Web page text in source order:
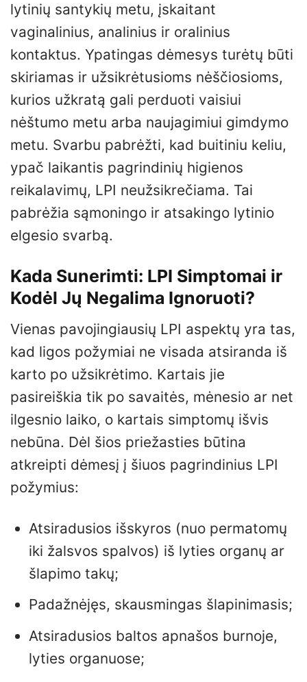
lytinių santykių metu, įskaitant
vaginalinius, analinius ir oralinius
kontaktus. Ypatingas dėmesys turėtų būti
skiriamas ir užsikrėtusioms nėščiosioms,
kurios užkratą gali perduoti vaisiui
nėštumo metu arba naujagimiui gimdymo
metu. Svarbu pabrėžti, kad buitiniu keliu,
ypač laikantis pagrindinių higienos
reikalavimų, LPI neužsikrečiama. Tai
pabrėžia sąmoningo ir atsakingo lytinio
elgesio svarbą.
Kada Sunerimti: LPI Simptomai ir
Kodėl Jų Negalima Ignoruoti?
Vienas pavojingiausių LPI aspektų yra tas,
kad ligos požymiai ne visada atsiranda iš
karto po užsikrėtimo. Kartais jie
pasireiškia tik po savaitės, mėnesio ar net
ilgesnio laiko, o kartais simptomų išvis
nebūna. Dėl šios priežasties būtina
atkreipti dėmesį į šiuos pagrindinius LPI
požymius:
Atsiradusios išskyros (nuo permatomų
iki žalsvos spalvos) iš lyties organų ar
šlapimo takų;
Padažnėjęs, skausmingas šlapinimasis;
Atsiradusios baltos apnašos burnoje,
lyties organuose;